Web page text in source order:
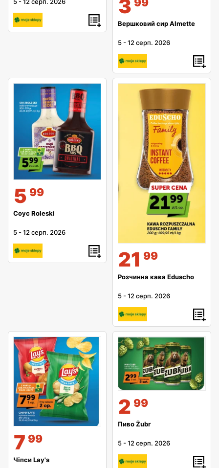
3
Вершковий сир Almette
5 -12 серп. 2026
5 99
Соус Roleski
5 -12 серп. 2026
21 99
Розчинна кава Eduscho
5 -12 серп. 2026
7 99
Чіпси Lay's
2 99
Пиво Żubr
5 -12 серп. 2026